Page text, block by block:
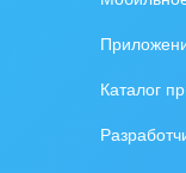
Каталог